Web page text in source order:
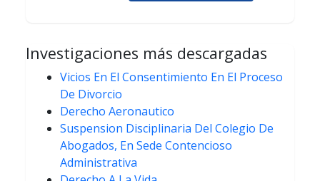
Investigaciones más descargadas
Vicios En El Consentimiento En El Proceso
De Divorcio
Derecho Aeronautico
Suspension Disciplinaria Del Colegio De
Abogados, En Sede Contencioso
Administrativa